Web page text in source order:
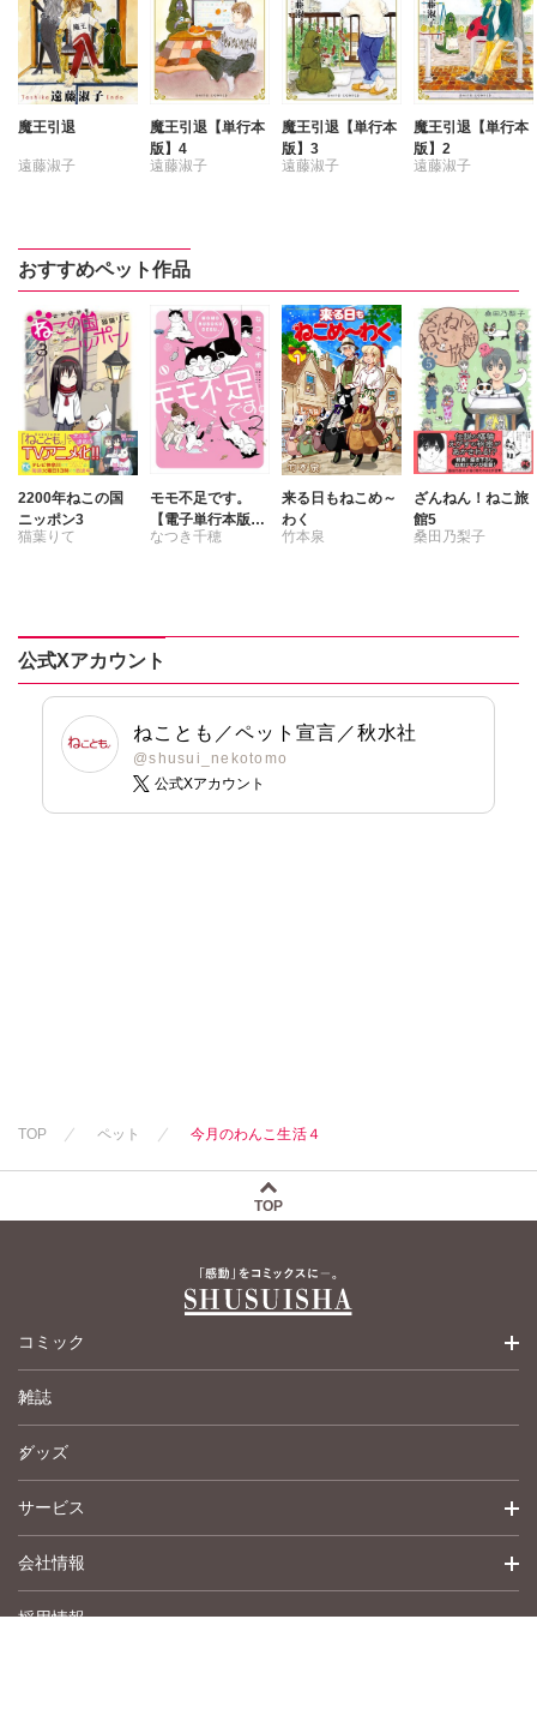
魔王引退
遠藤淑子
魔王引退【単行本
版】4
遠藤淑子
魔王引退【単行本
版】3
遠藤淑子
魔王引退【単行本
版】2
遠藤淑子
おすすめペット作品
2200年ねこの国
ニッポン3
猫葉りて
モモ不足です。
【電子単行本版】
2
なつき千穂
来る日もねこめ～
わく
竹本泉
ざんねん！ねこ旅
館5
桑田乃梨子
公式Xアカウント
ねことも／ペット宣言／秋水社
@shusui_nekotomo
公式Xアカウント
TOP ペット 今月のわんこ生活４
TOP
コミック
少女コミック
女性コミック
ペットコミック
青年コミック
英語版コミック
雑誌
グッズ
サービス
詳細検索
履歴
会社情報
トップメッセージ
採用情報